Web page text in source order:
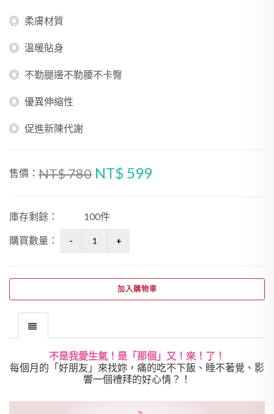
◎ 柔膚材質
◎ 溫暖貼身
◎ 不勒腿邊不勒腰不卡臀
◎ 優異伸縮性
◎ 促進新陳代謝
售價： NT$ 780 NT$ 599
庫存剩餘： 100件
購買數量：
加入購物車
不是我愛生氣！是「那個」又！來！了！
每個月的「好朋友」來找妳，痛的吃不下飯、睡不著覺、影
響一個禮拜的好心情？！